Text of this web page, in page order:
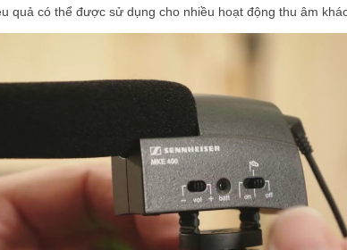
quả có thể được sử dụng cho nhiều hoạt động thu âm